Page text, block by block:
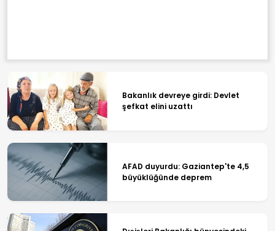
Bakanlık devreye girdi: Devlet
şefkat elini uzattı
AFAD duyurdu: Gaziantep'te 4,5
büyüklüğünde deprem